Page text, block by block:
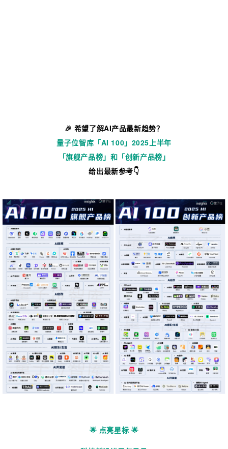
🎉 希望了解AI产品最新趋势？
量子位智库「AI 100」2025上半年
「旗舰产品榜」和「创新产品榜」
给出最新参考👇
🌟 点亮星标 🌟